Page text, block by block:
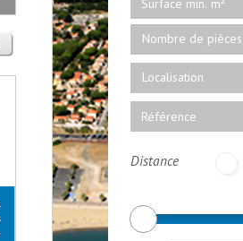
Nombre de pièces
Localisation
Distance